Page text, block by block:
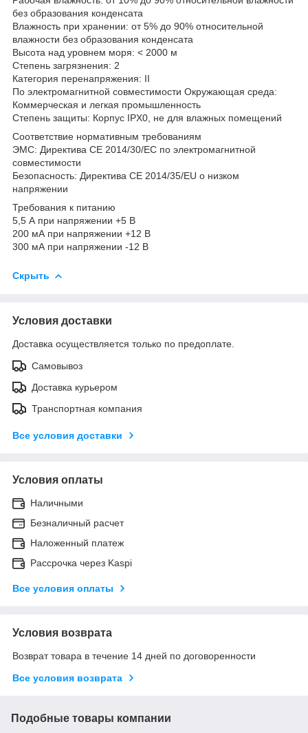
без образования конденсата
Влажность при хранении: от 5% до 90% относительной
влажности без образования конденсата
Высота над уровнем моря: < 2000 м
Степень загрязнения: 2
Категория перенапряжения: II
По электромагнитной совместимости Окружающая среда:
Коммерческая и легкая промышленность
Степень защиты: Корпус IPX0, не для влажных помещений
Соответствие нормативным требованиям
ЭМС: Директива CE 2014/30/ЕС по электромагнитной
совместимости
Безопасность: Директива CE 2014/35/EU о низком
напряжении
Требования к питанию
5,5 А при напряжении +5 В
200 мА при напряжении +12 В
300 мА при напряжении -12 В
Скрыть
Условия доставки
Доставка осуществляется только по предоплате.
Самовывоз
Доставка курьером
Транспортная компания
Все условия доставки
Условия оплаты
Наличными
Безналичный расчет
Наложенный платеж
Рассрочка через Kaspi
Все условия оплаты
Условия возврата
Возврат товара в течение 14 дней по договоренности
Все условия возврата
Подобные товары компании